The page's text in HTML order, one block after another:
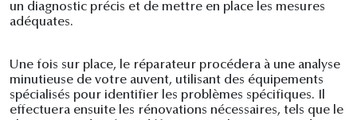
un diagnostic précis et de mettre en place les mesures
adéquates.
Une fois sur place, le réparateur procédera à une analyse
minutieuse de votre auvent, utilisant des équipements
spécialisés pour identifier les problèmes spécifiques. Il
effectuera ensuite les rénovations nécessaires, tels que le